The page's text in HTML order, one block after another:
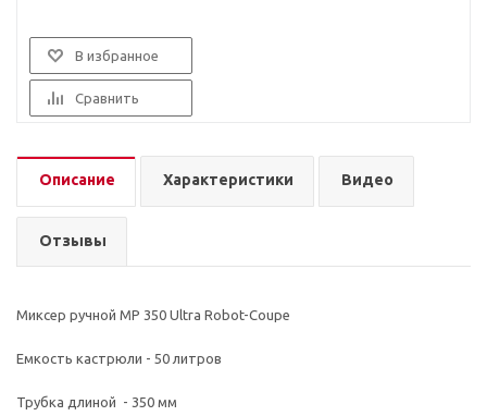
В избранное
Сравнить
Описание Характеристики Видео
Отзывы
Миксер ручной MP 350 Ultra Robot-Coupe
Емкость кастрюли - 50 литров
Трубка длиной - 350 мм